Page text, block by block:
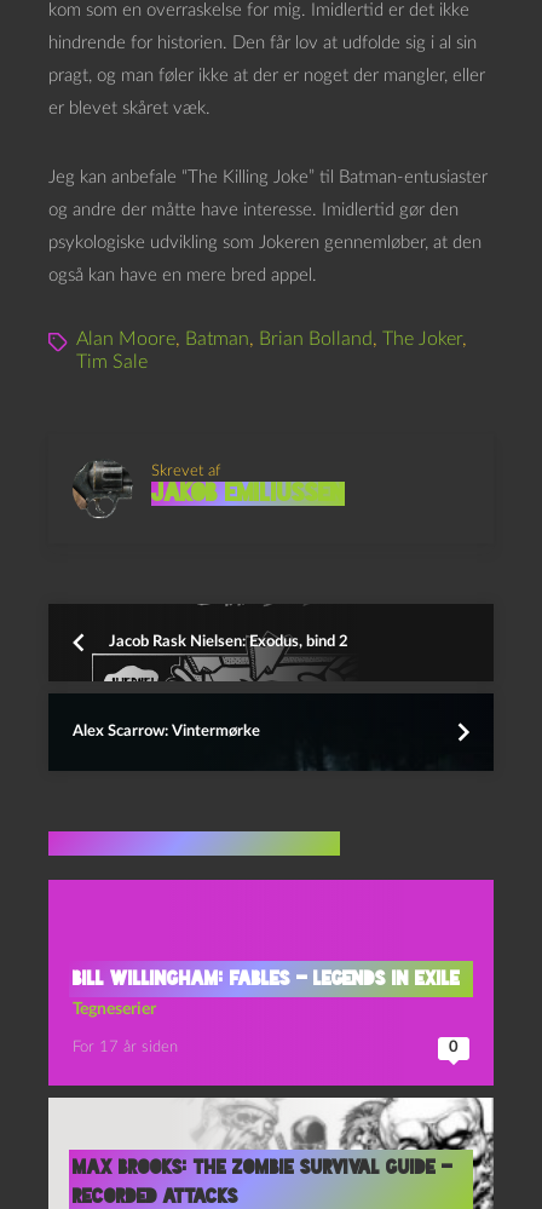
kom som en overraskelse for mig. Imidlertid er det ikke
hindrende for historien. Den får lov at udfolde sig i al sin
pragt, og man føler ikke at der er noget der mangler, eller
er blevet skåret væk.
Jeg kan anbefale “The Killing Joke” til Batman-entusiaster
og andre der måtte have interesse. Imidlertid gør den
psykologiske udvikling som Jokeren gennemløber, at den
også kan have en mere bred appel.
Alan Moore, Batman, Brian Bolland, The Joker,
Tim Sale
Skrevet af
Jakob Emiliussen
Jacob Rask Nielsen: Exodus, bind 2
Alex Scarrow: Vintermørke
Bill Willingham: Fables – Legends in Exile
Tegneserier
For 17 år siden 0
Max Brooks: The Zombie Survival Guide –
Recorded Attacks